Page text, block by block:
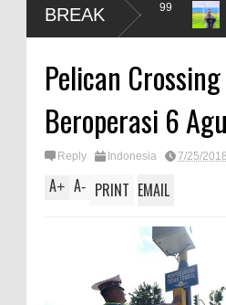
BREAK
Pertamax Naik 99
OJK
persen
Pelican
Beroperasi 6
Reply Indonesia 7/25/
A+ A- PRINT EMAIL